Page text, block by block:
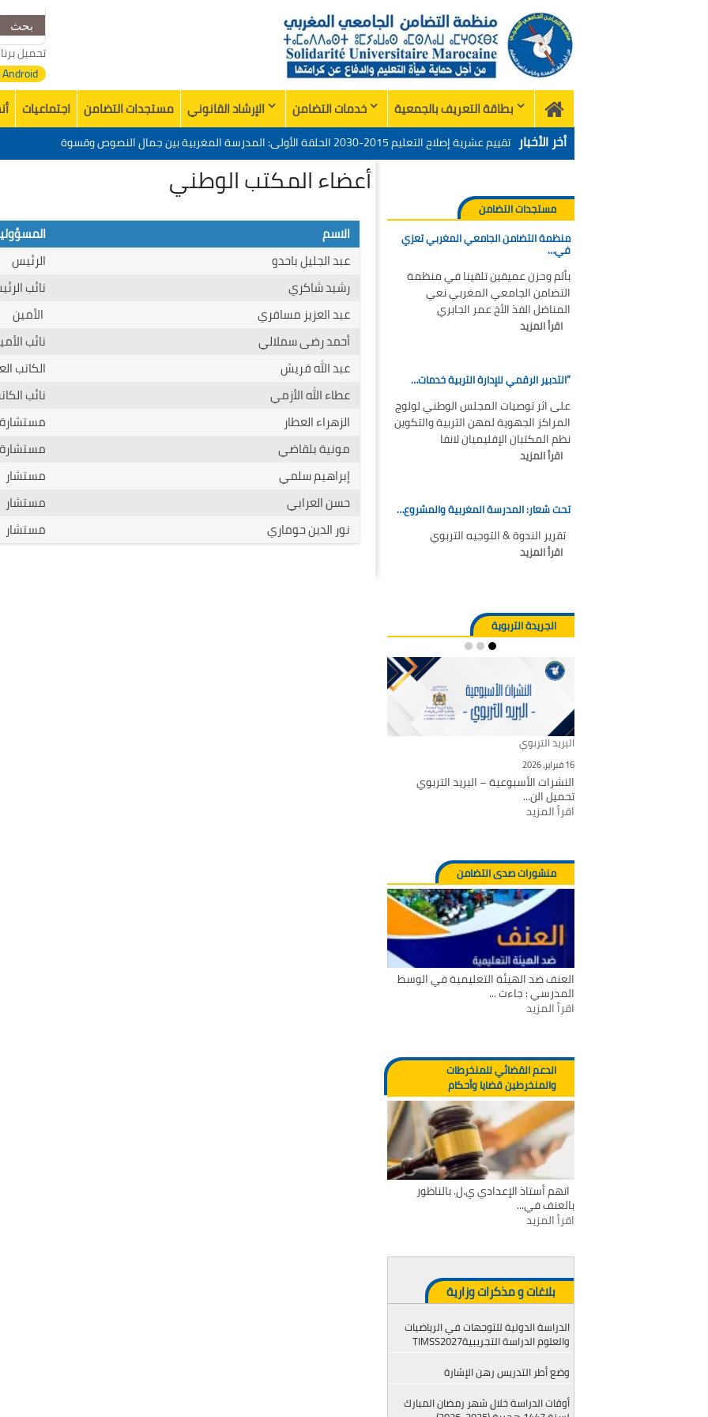
البحث
عن:
تحميل
Android
Home بطاقة التعريف بالجمعية خدمات التضامن الإرشاد القانوني مستجدات التضامن اجتماعيات
أخر الأخبار
تقييم عشرية إصلاح التعليم 2015-2030 الحلقة الأولى: المدرسة المغربية بين جمال النصوص وقسوة
الميدان – اليوم 24
منظمة التضامن الجامعي المغربي تعزي في وفاة الأخ عمر الجابري مدير دار النشر المغربية
“التدبير الرقمي للإدارة التربية خدمات منظمة التضامن الجامعي المغربي”
تحت شعار: المدرسة المغربية والمشروع المجتمعي
تقييم عشرية إصلاح التعليم 2015-2030 الحلقة الأولى: المدرسة المغربية بين جمال النصوص وقسوة
الميدان – اليوم 24
أعضاء المكتب الوطني
الاسم
عبد الجليل باحدو
الرئيس
رشيد شاكري
نائب
عبد العزيز مسافري
الأمين
أحمد رضى سملالي
نائب
عبد الله قريش
الكاتب
عطاء الله الأزمي
نائب
الزهراء العطار
مستشارة
مونية بلقاضي
مستشارة
إبراهيم سلمي
مستشار
حسن العرابي
مستشار
نور الدين حوماري
مستشار
مستجدات التضامن
منظمة التضامن الجامعي المغربي تعزي
في…
بألم وحزن عميقين تلقينا في منظمة
التضامن الجامعي المغربي نعي
المناضل الفذ الأخ عمر الجابري
اقرأ المزيد
“التدبير الرقمي للإدارة التربية خدمات…
على اثر توصيات المجلس الوطني لولوج
المراكز الجهوية لمهن التربية والتكوين
نظم المكتبان الإقليميان لانفا
اقرأ المزيد
تحت شعار: المدرسة المغربية والمشروع…
تقرير الندوة & التوجيه التربوي
اقرأ المزيد
الجريدة التربوية
البريد التربوي
16 فبراير، 2026
النشرات الأسبوعية – البريد التربوي
تحميل الن...
اقرأ المزيد
منشورات صدى التضامن
العنف ضد الهيئة التعليمية في الوسط
المدرسي : جاءت ...
اقرأ المزيد
الدعم القضائي للمنخرطات
والمنخرطين قضايا وأحكام
اتهم أستاذ الإعدادي ي.ل. بالناظور
بالعنف في...
اقرأ المزيد
بلاغات و مذكرات وزارية
الدراسة الدولية للتوجهات في الرياضيات
والعلوم الدراسة التجريبيةTIMSS2027
وضع أطر التدريس رهن الإشارة
أوقات الدراسة خلال شهر رمضان المبارك